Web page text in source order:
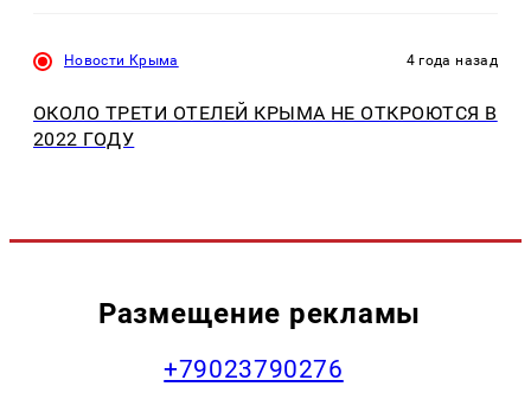
Новости Крыма 4 года назад
ОКОЛО ТРЕТИ ОТЕЛЕЙ КРЫМА НЕ ОТКРОЮТСЯ В
2022 ГОДУ
Размещение рекламы
+79023790276